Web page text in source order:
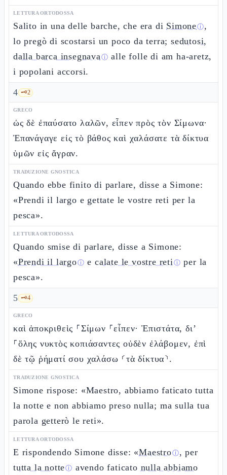
LETTURA ORTODOSSA
Salito in una delle barche, che era di Simoneⓘ,
lo pregò di scostarsi un poco da terra; sedutosi,
dalla barca insegnavaⓘ alle folle di am ha-aretz,
i popolani accorsi.
4 🗝️2
GRECO
ὡς δὲ ἐπαύσατο λαλῶν, εἶπεν πρὸς τὸν Σίμωνα·
Ἐπανάγαγε εἰς τὸ βάθος καὶ χαλάσατε τὰ δίκτυα
ὑμῶν εἰς ἄγραν.
TRADUZIONE GNOSTICA
Quando ebbe finito di parlare, disse a Simone:
«Prendi il largo e gettate le vostre reti per la
pesca».
LETTURA ORTODOSSA
Quando smise di parlare, disse a Simone:
«Prendi il largoⓘ ecalate le vostre retiⓘ per la
pesca».
5 🗝️4
GRECO
καὶ ἀποκριθεὶς ⸀Σίμων ⸀εἶπεν· Ἐπιστάτα, δι’
⸀ὅλης νυκτὸς κοπιάσαντες οὐδὲν ἐλάβομεν, ἐπὶ
δὲ τῷ ῥήματί σου χαλάσω ⸂τὰ δίκτυα⸃.
TRADUZIONE GNOSTICA
Simone rispose: «Maestro, abbiamo faticato tutta
la notte e non abbiamo preso nulla; ma sulla tua
parola getterò le reti».
LETTURA ORTODOSSA
E rispondendo Simone disse: «Maestroⓘ, per
tutta la notteⓘ avendo faticato nulla abbiamo